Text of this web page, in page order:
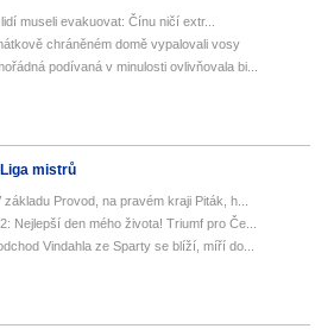
museli evakuovat: Čínu ničí extr...
chráněném domě vypalovali vosy
podívaná v minulosti ovlivňovala bi...
Liga mistrů
Provod, na pravém kraji Piták, h...
Nejlepší den mého života! Triumf pro Če...
Vindahla ze Sparty se blíží, míří do...